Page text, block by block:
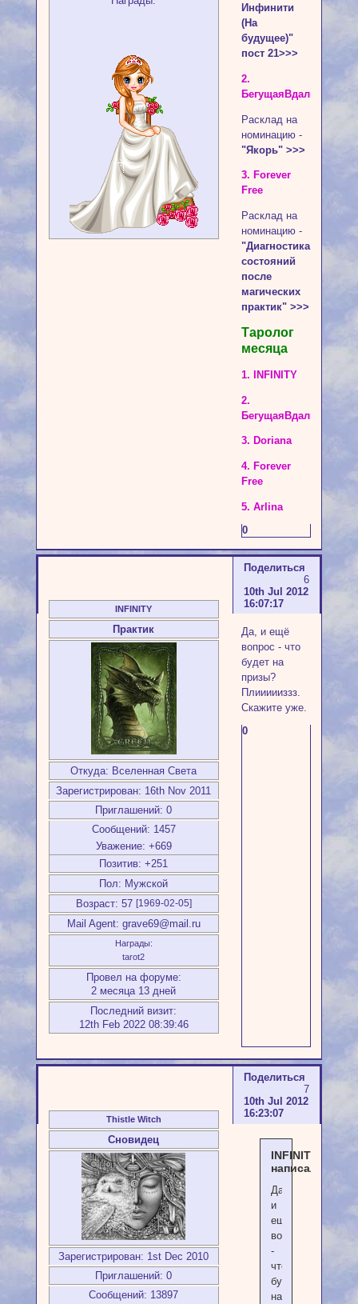
Инфинити
(На
будущее)"
пост 21>>>
2.
БегущаяВдаль
Расклад на
номинацию -
"Якорь" >>>
3. Forever
Free
Расклад на
номинацию -
"Диагностика
состояний
после
магических
практик" >>>
Таролог
месяца
1. INFINITY
2.
БегущаяВдаль
3. Doriana
4. Forever
Free
5. Arlina
0
Поделиться
6
10th Jul 2012
16:07:17
INFINITY
Практик
Откуда: Вселенная Света
Зарегистрирован: 16th Nov 2011
Приглашений: 0
Сообщений: 1457
Уважение: +669
Позитив: +251
Пол: Мужской
Возраст: 57 [1969-02-05]
Mail Agent: grave69@mail.ru
Награды:
tarot2
Провел на форуме:
2 месяца 13 дней
Последний визит:
12th Feb 2022 08:39:46
Да, и ещё
вопрос - что
будет на
призы?
Плиииииззз.
Скажите уже.
0
Поделиться
7
10th Jul 2012
16:23:07
Thistle Witch
Сновидец
Зарегистрирован: 1st Dec 2010
Приглашений: 0
Сообщений: 13897
INFINITY
написал(а):
Да,
и
ещё
вопрос
-
что
будет
на